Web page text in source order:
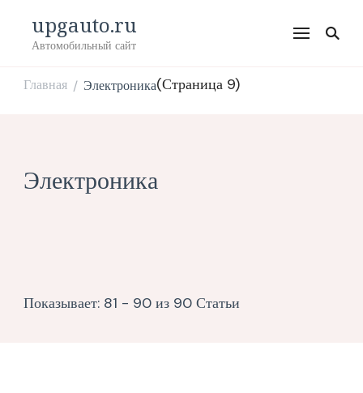
upgauto.ru
Автомобильный сайт
Главная / Электроника(Страница 9)
Электроника
Показывает: 81 - 90 из 90 Статьи